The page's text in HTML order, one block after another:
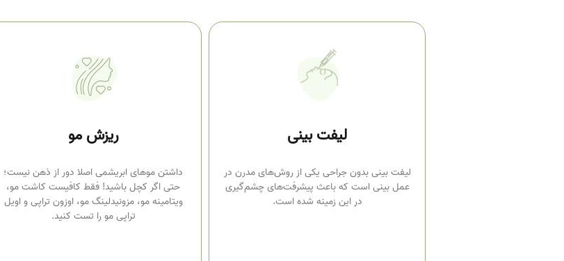
لیفت بینی
لیفت بینی بدون جراحی یکی از روش‌های مدرن در
عمل بینی است که باعث پیشرفت‌های چشم‌گیری
در این زمینه شده است.
ریزش مو
داشتن موهای ابریشمی اصلا دور از ذهن نیست؛
حتی اگر کچل باشید! فقط کافیست کاشت مو،
ویتامینه مو، مزونیدلینگ مو، اوزون تراپی و اویل
تراپی مو را تست کنید.